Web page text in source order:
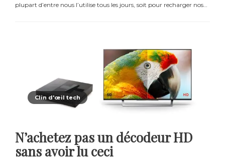
plupart d’entre nous l’utilise tous les jours, soit pour recharger nos…
Clin d'œil tech
N’achetez pas un décodeur HD
sans avoir lu ceci